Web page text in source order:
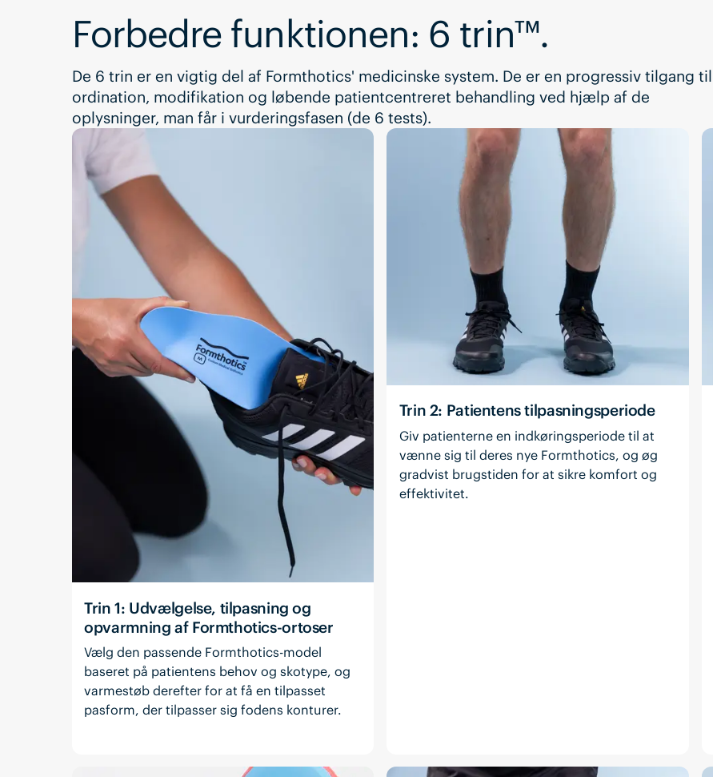
Forbedre funktionen: 6 trin™.
De 6 trin er en vigtig del af Formthotics' medicinske system. De er en progressiv tilgang til
ordination, modifikation og løbende patientcentreret behandling ved hjælp af de
oplysninger, man får i vurderingsfasen (de 6 tests).
Trin 1: Udvælgelse, tilpasning og
opvarmning af Formthotics-ortoser
Vælg den passende Formthotics-model
baseret på patientens behov og skotype, og
varmestøb derefter for at få en tilpasset
pasform, der tilpasser sig fodens konturer.
Trin 2: Patientens tilpasningsperiode
Giv patienterne en indkøringsperiode til at
vænne sig til deres nye Formthotics, og øg
gradvist brugstiden for at sikre komfort og
effektivitet.